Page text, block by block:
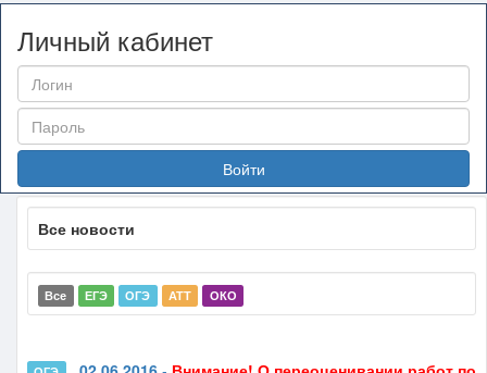
Личный кабинет
Войти
Все новости
Все ЕГЭ ОГЭ АТТ ОКО